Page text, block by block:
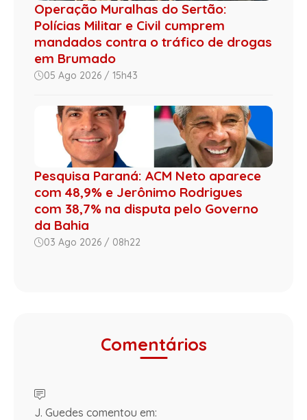
Operação Muralhas do Sertão:
Polícias Militar e Civil cumprem
mandados contra o tráfico de drogas
em Brumado
05 Ago 2026 / 15h43
Pesquisa Paraná: ACM Neto aparece
com 48,9% e Jerônimo Rodrigues
com 38,7% na disputa pelo Governo
da Bahia
03 Ago 2026 / 08h22
Comentários
J. Guedes comentou em: